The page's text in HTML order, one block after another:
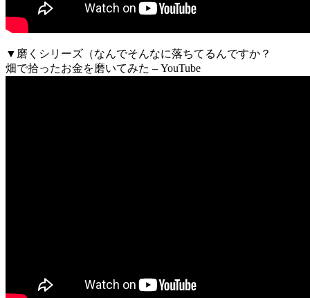
▼磨くシリーズ（なんでそんなに落ちてるんですか？
畑で拾ったお金を磨いてみた – YouTube